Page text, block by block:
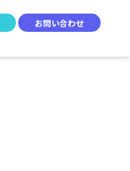
お問い合わせ